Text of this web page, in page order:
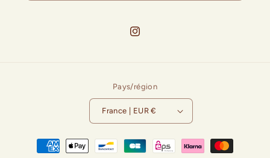
Instagram
Pays/région
France | EUR €
Moyens